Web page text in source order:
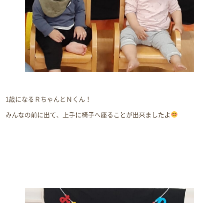
1歳になるＲちゃんとＮくん！
みんなの前に出て、上手に椅子へ座ることが出来ましたよ